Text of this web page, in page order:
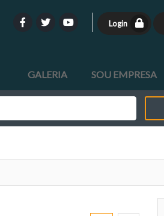
Login
GALERIA SOU EMPRESA